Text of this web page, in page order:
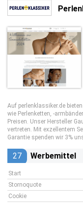
Auf perlenklassiker.de
wie Perlenketten, -
Preisen. Unser Hersteller
vertreten. Mit exzellentem
Garantie spenden wir 3%
27 Werbemittel
Start
Stornoquote
Cookie